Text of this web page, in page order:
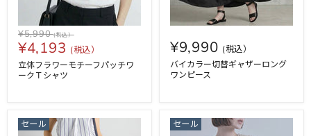
¥5,990
¥4,193
立体フラワーモチーフパッチワ
ークＴシャツ
¥9,990
バイカラー切替ギャザーロング
ワンピース
セール セール